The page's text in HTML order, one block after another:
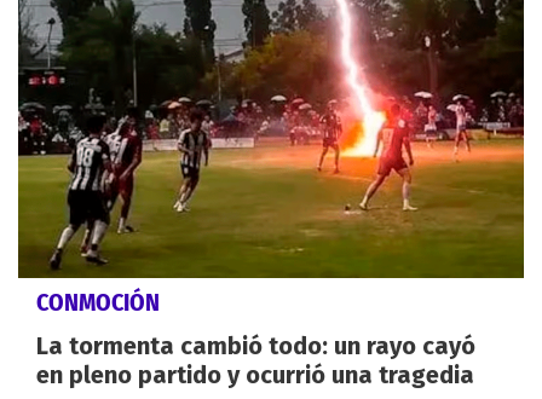
CONMOCIÓN
La tormenta cambió todo: un rayo cayó
en pleno partido y ocurrió una tragedia